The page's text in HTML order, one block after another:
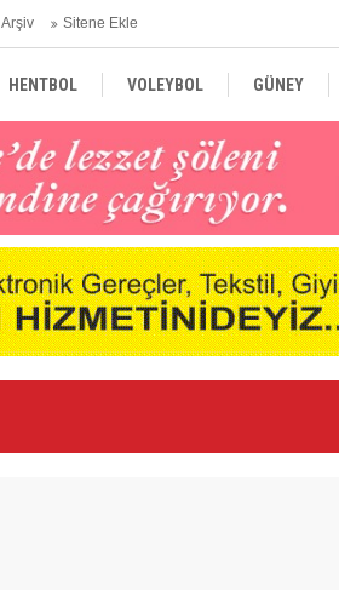
Arşiv Sitene Ekle
HENTBOL VOLEYBOL GÜNEY
DÜNYA